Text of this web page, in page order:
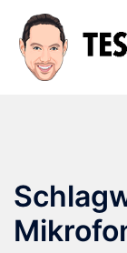
Inhalt
springen